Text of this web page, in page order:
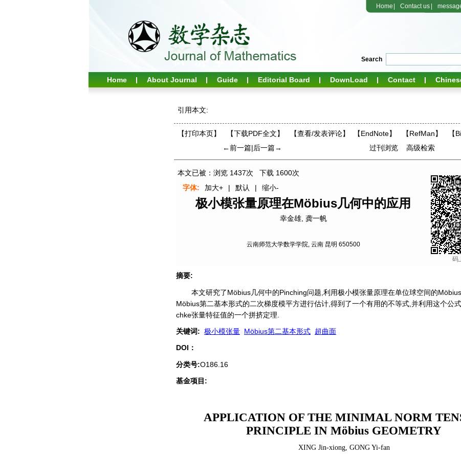
Home Contact us
Search
Home About Journal Guide Editorial Board DownLoad Contact
引用本文:
【打印本页】 【下载PDF全文】 【查看/发表评论】 【EndNote】 【RefMan】
【
←前一篇|后一篇→ 过刊浏览 高级检索
本文已被：浏览 1437次 下载 1600次
码
字体: 加大+ | 默认 | 缩小-
极小模张量原理在Möbius几何中的应用
幸金雄, 龚一帆
云南师范大学数学学院, 云南 昆明 650500
摘要:
本文研究了Möbius几何中的Pinching问题,利用极小模张量原理在单位球空间的
Möbius第二基本形式的二次梯度模平方进行估计,得到了一个有用的不等式,并利用这个公
chke张量特征值的一个拼挤定理.
关键词: 极小模张量 Möbius第二基本形式 超曲面
DOI：
分类号:O186.16
基金项目:
APPLICATION OF THE MINIMAL NORM
PRINCIPLE IN Möbius GEOMETRY
XING Jin-xiong, GONG Yi-fan